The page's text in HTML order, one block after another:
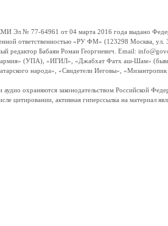
Эл № 77-64961 от 04 марта 2016 года выдано
ответственностью «РУ ФМ» (123298 Москва,
редактор Бабаян Роман Георгиевич. Email:
армия» (УПА), «ИГИЛ», «Джабхат Фатх аш-Шам»
народа», «Свидетели Иеговы», «Мизантропик
охраняются законодательством Российской
цитировании, активная гиперссылка на материал